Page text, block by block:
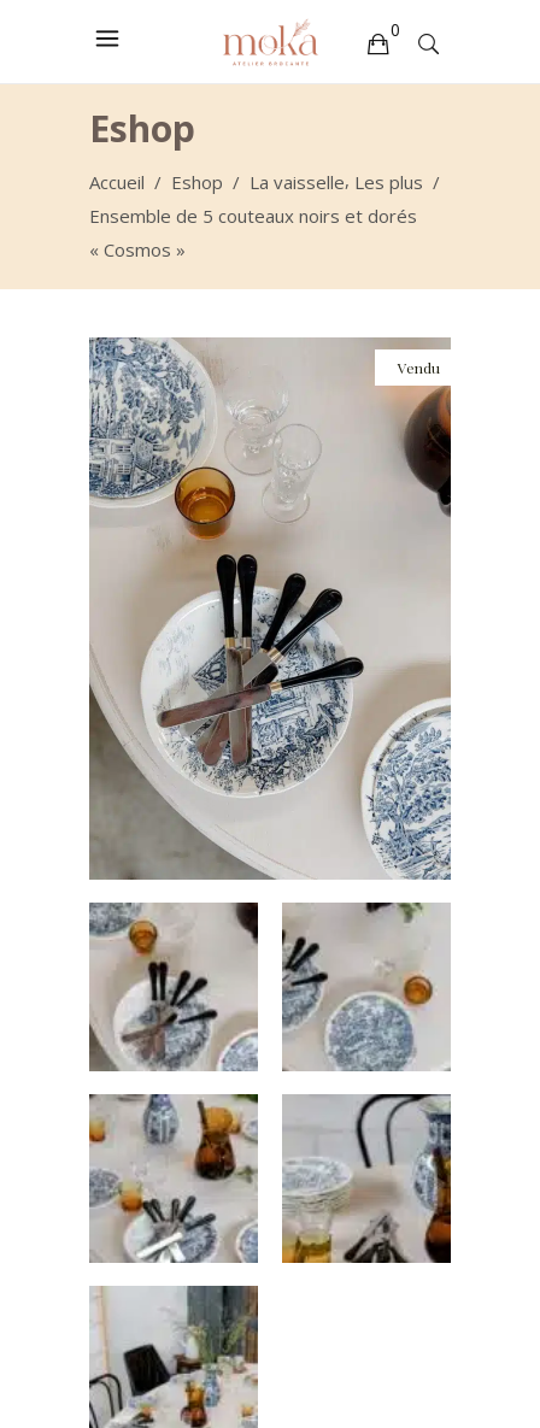
0
Eshop
Accueil / Eshop / La vaisselle, Les plus /
Ensemble de 5 couteaux noirs et dorés
« Cosmos »
Vendu